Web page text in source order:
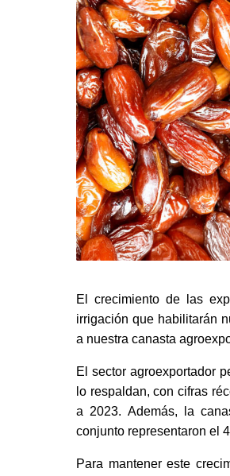
El crecimiento de las
irrigación que habilitarán
a nuestra canasta
El sector agroexportador
lo respaldan, con cifras
a 2023. Además, la
conjunto representaron el
Para mantener este